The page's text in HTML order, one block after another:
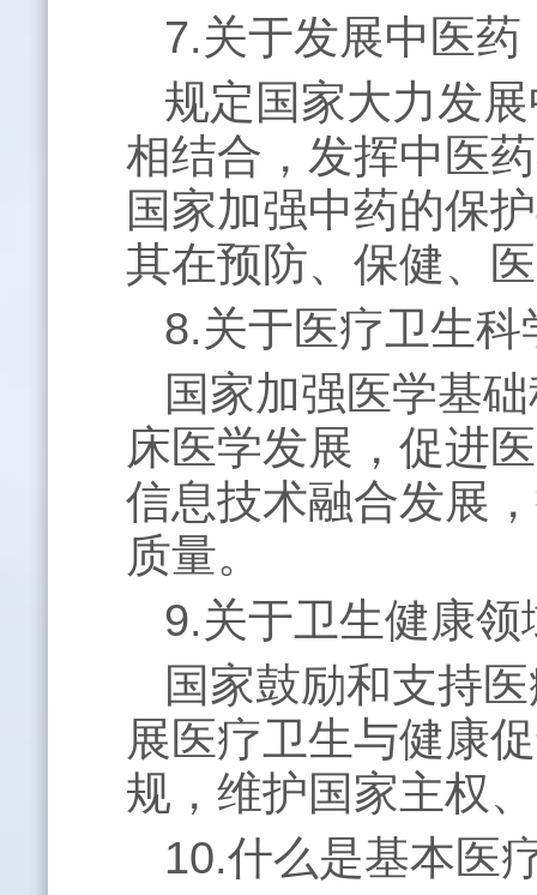
7.关于发展中医
规定国家大力发
相结合，发挥中医
国家加强中药的保
其在预防、保健、
8.关于医疗卫生
国家加强医学基
床医学发展，促进
信息技术融合发展
质量。
9.关于卫生健康
国家鼓励和支持
展医疗卫生与健康
规，维护国家主权
10.什么是基本医